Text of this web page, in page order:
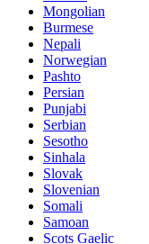
Mongolian
Burmese
Nepali
Norwegian
Pashto
Persian
Punjabi
Serbian
Sesotho
Sinhala
Slovak
Slovenian
Somali
Samoan
Scots Gaelic